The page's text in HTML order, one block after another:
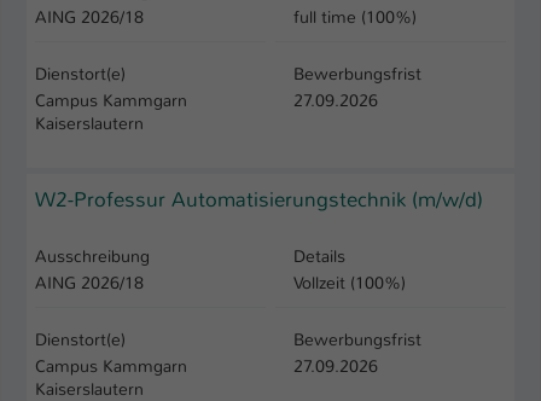
Informatik und Mikrosystemtechnik
AING 2026/18
full time (100%)
Dienstort(e)
Campus Kammgarn
Kaiserslautern
Bewerbungsfrist
27.09.2026
W2-Professur Automatisierungstechnik (m/w/d)
Ausschreibung
AING 2026/18
Details
Vollzeit (100%)
Dienstort(e)
Campus Kammgarn
Kaiserslautern
Bewerbungsfrist
27.09.2026
Einstellungen. Unter anderem eine zufällig
Einstellungen, falls der Webseiten-
Betreiber dies eingestellt hat.
Name fe_typo_user / PHPSESSID
Laufzeit
Dieses Cookie ist ein Standard-Session-
Cookie von TYPO3. Es speichert im Fall